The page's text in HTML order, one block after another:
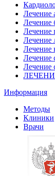
Лечение
Лечение
Лечение
Лечение
Лечение
Лечение
Лечение
Информация
Методы
Клиники
Врачи